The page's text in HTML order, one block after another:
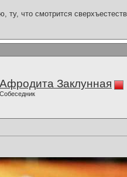
ту, что смотрится
Афродита Заклунная
Собеседник